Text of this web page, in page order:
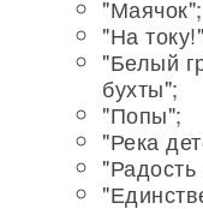
"Маячок";
"На
"Белый
бухты";
"Попы";
"Река